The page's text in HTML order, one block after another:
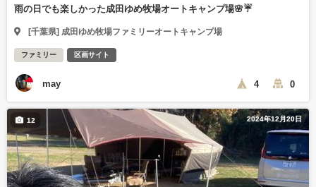
雨の日でも楽しかった成田ゆめ牧場オートキャンプ場🌸☔️
[千葉県] 成田ゆめ牧場ファミリーオートキャンプ場
ファミリー 区画サイト
may 4 0
2024年12月20日
12